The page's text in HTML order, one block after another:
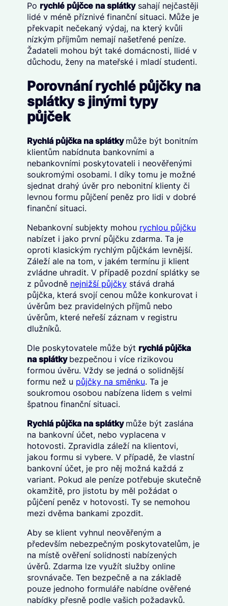
Po rychlé půjčce na splátkysahají nejčastěji
lidé v méně příznivé finanční situaci. Může je
překvapit nečekaný výdaj, na který kvůli
nízkým příjmům nemají našetřené peníze.
Žadateli mohou být také domácnosti, llidé v
důchodu, ženy na mateřské i mladí studenti.
Porovnání rychlé půjčky na
splátky s jinými typy
půjček
Rychlá půjčka na splátky může být bonitním
klientům nabídnuta bankovními a
nebankovními poskytovateli i neověřenými
soukromými osobami. I díky tomu je možné
sjednat drahý úvěr pro nebonitní klienty či
levnou formu půjčení peněz pro lidi v dobré
finanční situaci.
Nebankovní subjekty mohou rychlou půjčku
nabízet i jako první půjčku zdarma. Ta je
oproti klasickým rychlým půjčkám levnější.
Záleží ale na tom, v jakém termínu ji klient
zvládne uhradit. V případě pozdní splátky se
z původně nejnižší půjčkystává drahá
půjčka, která svojí cenou může konkurovat i
úvěrům bez pravidelných příjmů nebo
úvěrům, které neřeší záznam v registru
dlužníků.
Dle poskytovatele může být rychlá půjčka
na splátky bezpečnou i více rizikovou
formou úvěru. Vždy se jedná o solidnější
formu než u půjčky na směnku. Ta je
soukromou osobou nabízena lidem s velmi
špatnou finanční situaci.
Rychlá půjčka na splátky může být zaslána
na bankovní účet, nebo vyplacena v
hotovosti. Zpravidla záleží na klientovi,
jakou formu si vybere. V případě, že vlastní
bankovní účet, je pro něj možná každá z
variant. Pokud ale peníze potřebuje skutečně
okamžitě, pro jistotu by měl požádat o
půjčení peněz v hotovosti. Ty se nemohou
mezi dvěma bankami zpozdit.
Aby se klient vyhnul neověřeným a
především nebezpečným poskytovatelům, je
na místě ověření solidnosti nabízených
úvěrů. Zdarma lze využít služby online
srovnávače. Ten bezpečně a na základě
pouze jednoho formuláře nabídne ověřené
nabídky přesně podle vašich požadavků.